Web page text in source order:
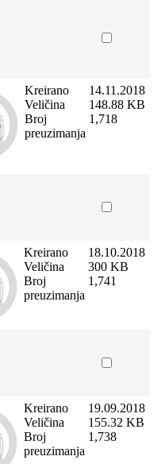
Kreirano
Veličina
Broj
preuzimanja
14.11.2018
148.88 KB
1,718
Kreirano
Veličina
Broj
preuzimanja
18.10.2018
300 KB
1,741
Kreirano
Veličina
Broj
preuzimanja
19.09.2018
155.32 KB
1,738